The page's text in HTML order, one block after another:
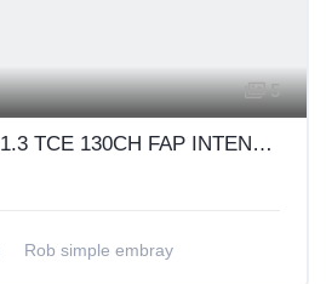
5
RENAULT CLIO V 1.3 TCE 130CH FAP INTENS EDC
Rob simple embray